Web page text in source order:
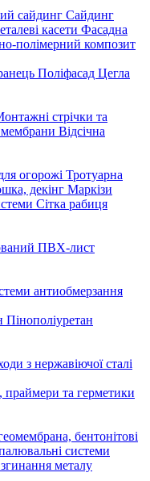
сайдинг Сайдинг
касети Фасадна
полімерний композит
Поліфасад Цегла
стрічки та
мембрани Відсічна
огорожі Тротуарна
декінг Маркізи
Сітка рабиця
ПВХ-лист
антиобмерзання
Пінополіуретан
з нержавіючої сталі
та герметики
бентонітові
системи
металу